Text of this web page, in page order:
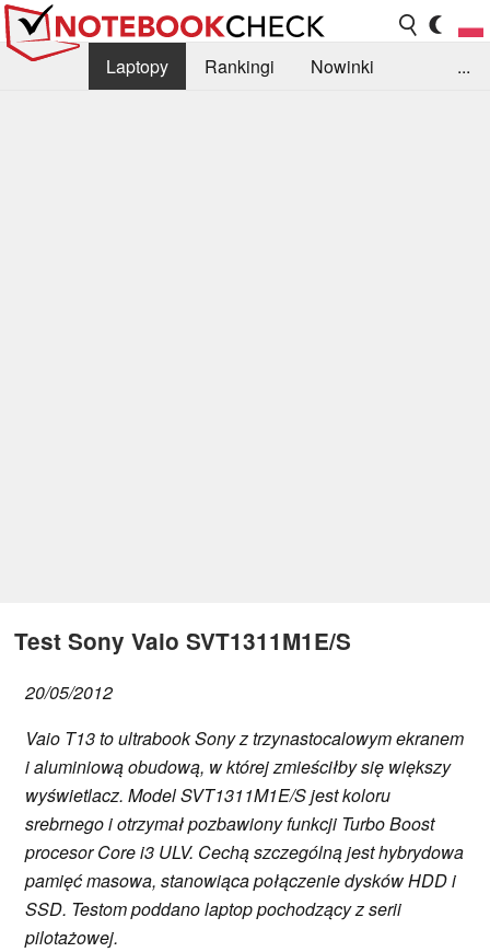
Laptopy Rankingi
Nowinki
...
Test Sony Vaio SVT1311M1E/S
20/05/2012
Vaio T13 to ultrabook Sony z trzynastocalowym ekranem
i aluminiową obudową, w której zmieściłby się większy
wyświetlacz. Model SVT1311M1E/S jest koloru
srebrnego i otrzymał pozbawiony funkcji Turbo Boost
procesor Core i3 ULV. Cechą szczególną jest hybrydowa
pamięć masowa, stanowiąca połączenie dysków HDD i
SSD. Testom poddano laptop pochodzący z serii
pilotażowej.